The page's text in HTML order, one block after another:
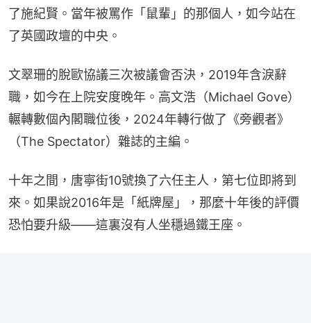
了施紀賢。當年被罵作「鼠輩」的那個人，如今站在
了英國政壇的中央。
文翠珊的脫歐協議三次被議會否決，2019年含淚辭
職，如今在上院安度晚年。高文浩（Michael Gove）
輾轉數個內閣職位後，2024年轉行做了《旁觀者》
（The Spectator）雜誌的主編。
十年之間，唐寧街10號換了六任主人，第七位即將到
來。如果說2016年是「紙牌屋」，那麼十年後的評價
恐怕要升級——這裏沒有人坐穩過鐵王座。